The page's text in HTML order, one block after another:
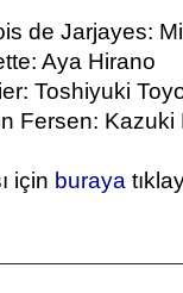
de Jarjayes:
Aya Hirano
Toshiyuki
Fersen: Kazuki
için buraya